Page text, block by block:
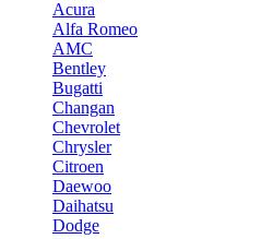
Acura
Alfa Romeo
AMC
Bentley
Bugatti
Changan
Chevrolet
Chrysler
Citroen
Daewoo
Daihatsu
Dodge